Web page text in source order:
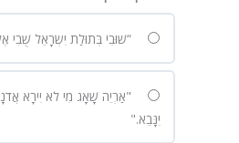
“שׁוּבִי בְּתוּלַת יִשְׂרָאֵל שֻׁבִי
"אַרְיֵה שָׁאָג מִי לֹא יִירָא
יִנָּבֵא."